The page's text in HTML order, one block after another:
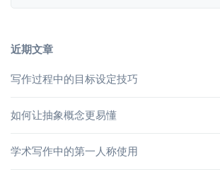
近期文章
写作过程中的目标设定技巧
如何让抽象概念更易懂
学术写作中的第一人称使用